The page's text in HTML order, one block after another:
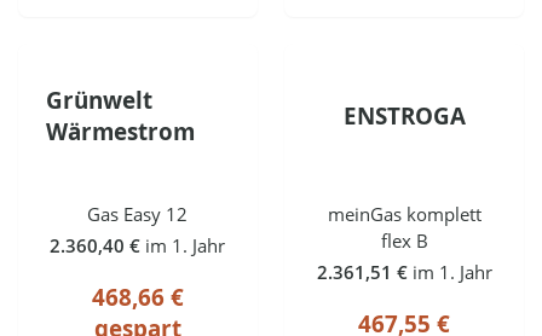
Grünwelt
Wärmestrom
Gas Easy 12
2.360,40 € im 1. Jahr
468,66 €
gespart
ENSTROGA
meinGas komplett
flex B
2.361,51 € im 1. Jahr
467,55 €